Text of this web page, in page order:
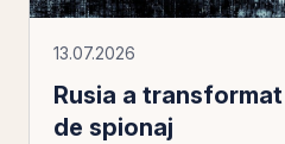
13.07.2026
Rusia a
de spionaj